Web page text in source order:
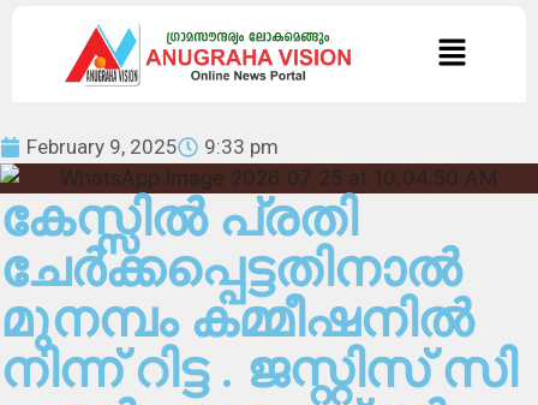
February 9, 2025 9:33 pm
കേസ്സിൽ പ്രതി
ചേർക്കപ്പെട്ടതിനാൽ
മുനമ്പം കമ്മീഷനിൽ
നിന്ന് റിട്ട . ജസ്റ്റിസ് സി